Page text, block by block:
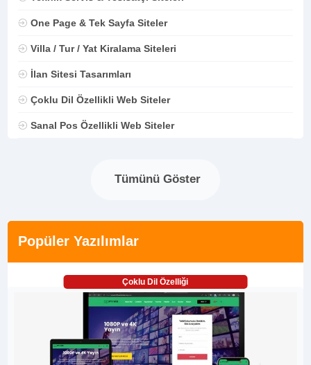
One Page & Tek Sayfa Siteler
Villa / Tur / Yat Kiralama Siteleri
İlan Sitesi Tasarımları
Çoklu Dil Özellikli Web Siteler
Sanal Pos Özellikli Web Siteler
Tümünü Göster
Popüler Yazılımlar
Çoklu Dil Özelliği